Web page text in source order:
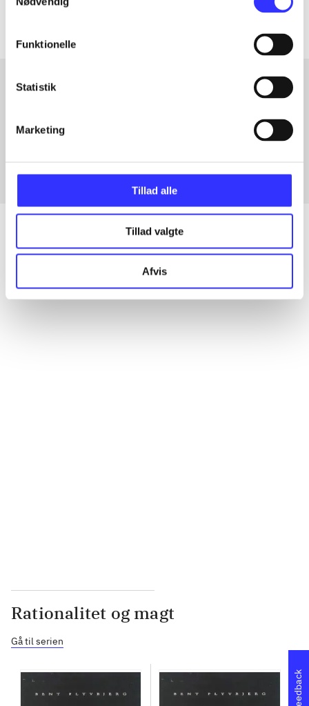
Funktionelle
Statistik
Marketing
Tillad alle
Tillad valgte
Afvis
Fra
Alle registrerede artikler fordelt på udgivelser
Rationalitet og magt
Gå til serien
Feedback